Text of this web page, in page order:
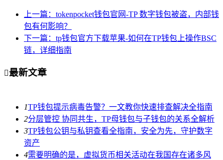
上一篇：tokenpocket钱包官网-TP 数字钱包被盗，内部钱
包有何影响？
下一篇：tp钱包官方下载苹果-如何在TP钱包上操作BSC
链，详细指南
最新文章
1TP钱包提示病毒告警？一文教你快速排查解决全指南
2分层管控 协同共生，TP母钱包与子钱包的关系全解析
3TP钱包公钥与私钥查看全指南，安全为先，守护数字
资产
4需要明确的是，虚拟货币相关活动在我国存在诸多风